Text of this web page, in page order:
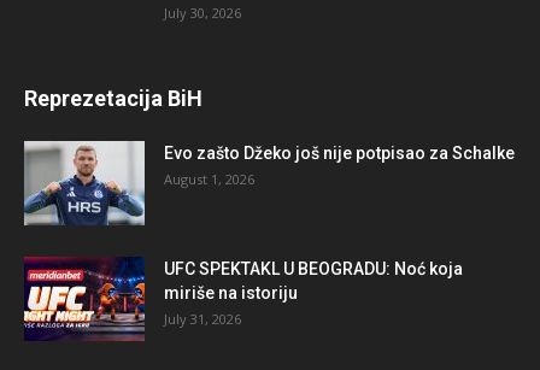
July 30, 2026
Reprezetacija BiH
Evo zašto Džeko još nije potpisao za Schalke
August 1, 2026
UFC SPEKTAKL U BEOGRADU: Noć koja
miriše na istoriju
July 31, 2026